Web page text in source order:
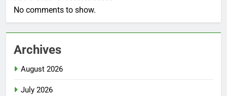
No comments to show.
Archives
August 2026
July 2026